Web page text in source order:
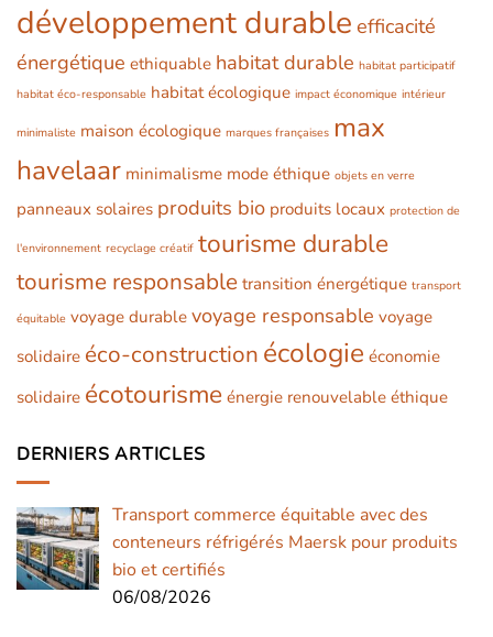
développement durable efficacité
énergétique ethiquable habitat durable habitat participatif
habitat éco-responsable habitat écologique impact économique intérieur
minimaliste maison écologique marques françaises max
havelaar minimalisme mode éthique objets en verre
panneaux solaires produits bio produits locaux protection de
l'environnement recyclage créatif tourisme durable
tourisme responsable transition énergétique transport
équitable voyage durable voyage responsable voyage
solidaire éco-construction écologie économie
solidaire écotourisme énergie renouvelable éthique
DERNIERS ARTICLES
Transport commerce équitable avec des
conteneurs réfrigérés Maersk pour produits
bio et certifiés
06/08/2026